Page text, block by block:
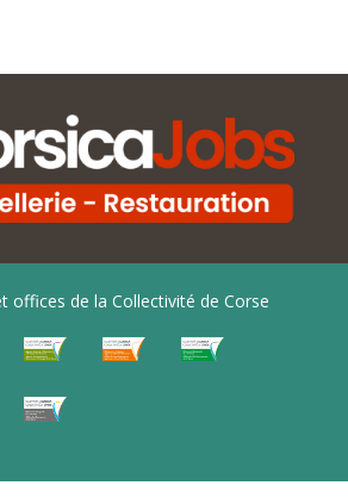
offices de la Collectivité de Corse